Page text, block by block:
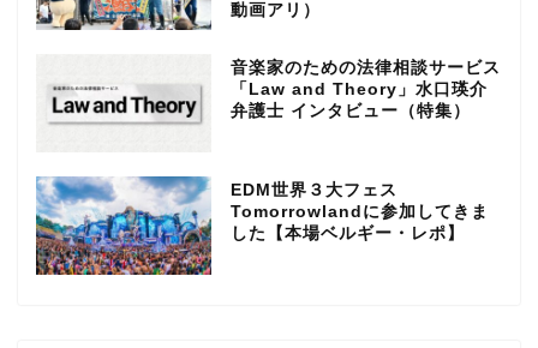
動画アリ）
音楽家のための法律相談サービス
「Law and Theory」水口瑛介
弁護士 インタビュー（特集）
EDM世界３大フェス
Tomorrowlandに参加してきま
した【本場ベルギー・レポ】